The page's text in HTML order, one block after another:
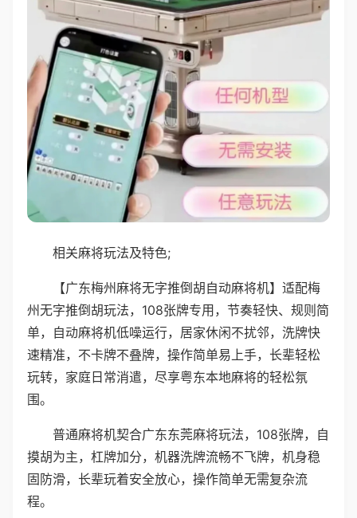
相关麻将玩法及特色;
【广东梅州麻将无字推倒胡自动麻将机】适配梅
州无字推倒胡玩法，108张牌专用，节奏轻快、规则简
单，自动麻将机低噪运行，居家休闲不扰邻，洗牌快
速精准，不卡牌不叠牌，操作简单易上手，长辈轻松
玩转，家庭日常消遣，尽享粤东本地麻将的轻松氛
围。
普通麻将机契合广东东莞麻将玩法，108张牌，自
摸胡为主，杠牌加分，机器洗牌流畅不飞牌，机身稳
固防滑，长辈玩着安全放心，操作简单无需复杂流
程。